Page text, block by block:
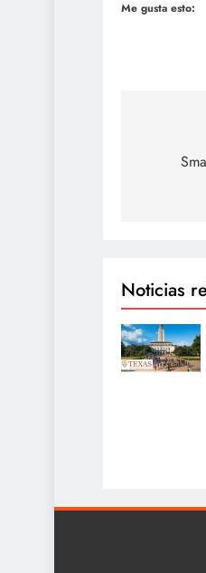
Me gusta esto:
Noticias